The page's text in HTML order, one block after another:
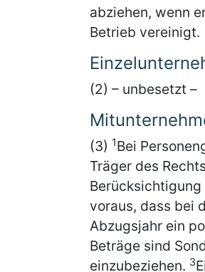
abziehen, wenn
Betrieb vereinigt.
(2) – unbesetzt –
(3) 1Bei
Träger des
voraus, dass bei
Abzugsjahr ein
Beträge sind
einzubeziehen. 3